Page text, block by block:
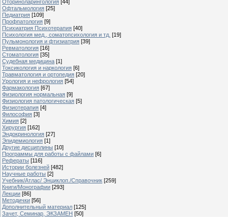
Оториноларингология [44]
Офтальмология [25]
Педиатрия [109]
Профпатология [9]
Психиатрия Психотерапия [40]
Психология мед., соматопсихология и тд. [19]
Пульмонология и фтизиатрия [39]
Ревматология [16]
Стоматология [35]
Судебная медицина [1]
Токсикология и наркология [6]
Травматология и ортопедия [20]
Урология и нефрология [54]
Фармакология [67]
Физиология нормальная [9]
Физиология патологическая [5]
Физиотерапия [4]
Философия [3]
Химия [2]
Хирургия [162]
Эндокринология [27]
Эпидемиология [1]
Другие дисциплины [10]
Программы для работы с файлами [6]
Рефераты [116]
Истории болезней [482]
Научные работы [2]
Учебник/Атлас/ Энциклоп./Справочник [259]
Книги/Монографии [293]
Лекции [86]
Методички [56]
Дополнительный материал [125]
Зачет, Семинар, ЭКЗАМЕН [50]